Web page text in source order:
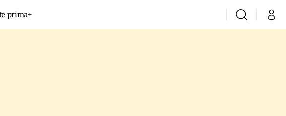
prima+ VyhledáváníMůj